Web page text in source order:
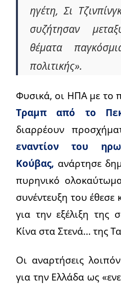
ηγέτη, Σι
συζήτησαν
θέματα
πολιτικής».
Φυσικά, οι ΗΠΑ με το
Τραμπ από το
διαρρέουν
εναντίον του
Κούβας, ανάρτησε
πυρηνικό
συνέντευξη του έθεσε
για την εξέλιξη της
Κίνα στα Στενά… της
Οι αναρτήσεις
για την Ελλάδα ως